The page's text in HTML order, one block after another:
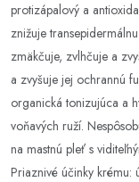
protizápalový a
znižuje
zmäkčuje, zvlhčuje a
a zvyšuje jej ochrannú
organická tonizujúca a
voňavých ruží.
na mastnú pleť s
Priaznivé účinky krému: